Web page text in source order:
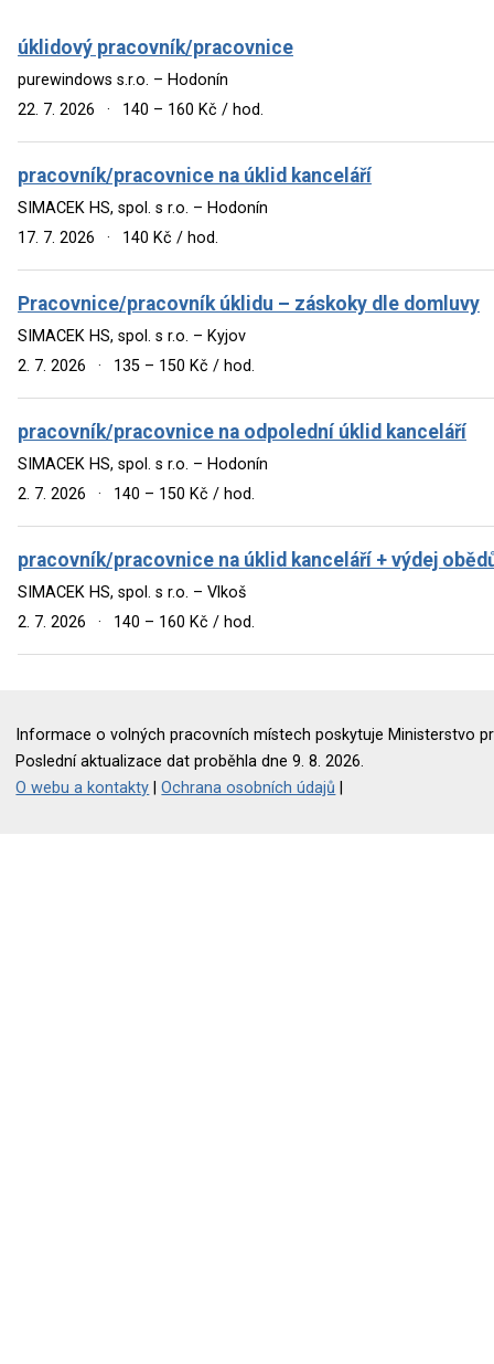
úklidový pracovník/pracovnice
purewindows s.r.o. – Hodonín
22. 7. 2026
· 140 – 160 Kč / hod.
pracovník/pracovnice na úklid kanceláří
SIMACEK HS, spol. s r.o. – Hodonín
17. 7. 2026
· 140 Kč / hod.
Pracovnice/pracovník úklidu – záskoky dle domluvy
SIMACEK HS, spol. s r.o. – Kyjov
2. 7. 2026
· 135 – 150 Kč / hod.
pracovník/pracovnice na odpolední úklid kanceláří
SIMACEK HS, spol. s r.o. – Hodonín
2. 7. 2026
· 140 – 150 Kč / hod.
pracovník/pracovnice na úklid kanceláří + výdej
SIMACEK HS, spol. s r.o. – Vlkoš
2. 7. 2026
· 140 – 160 Kč / hod.
Informace o volných pracovních místech poskytuje Ministerstvo
Poslední aktualizace dat proběhla dne 9. 8. 2026.
O webu a kontakty |Ochrana osobních údajů